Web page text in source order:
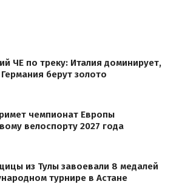
ЧЕ по треку: Италия доминирует,
берут золото
чемпионат Европы
велоспорту 2027 года
из Тулы завоевали 8 медалей
турнире в Астане